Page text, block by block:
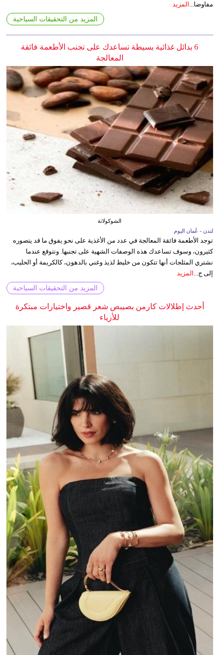
مفاوضا... المزيد
المزيد من التحقيقات السياحية
6 بدائل غذائية بسيطة تساعدك على تجنب الأطعمة فائقة
المعالجة
الشوكولاتة
لندن - عُمان اليوم
توجد الأطعمة فائقة المعالجة في عدد من الأغذية على نحو يفوق ما قد يتصوره
كثيرون، وسوف تساعدك هذه الوصفات الشهية على تجنبها. ونتوقع عندما
نشتري المثلجات أنها تتكون من خليط لذيذ وغني بالدهون، كالكريمة أو الحليب،
إلى ج... المزيد
المزيد من التحقيقات السياحية
أحدث إطلالات كارمن بصيبص شعر قصير واختيارات مبتكرة
للأزياء